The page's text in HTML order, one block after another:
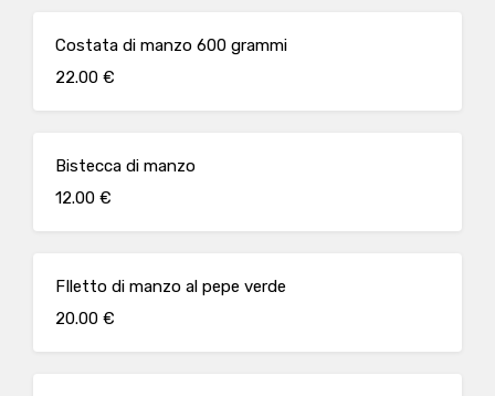
Costata di manzo 600 grammi
22.00 €
Bistecca di manzo
12.00 €
FIletto di manzo al pepe verde
20.00 €